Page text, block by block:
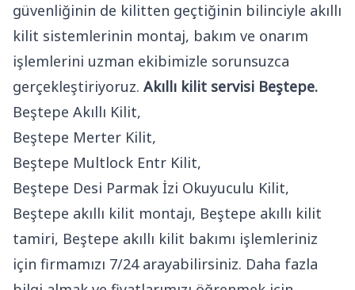
güvenliğinin de kilitten geçtiğinin bilinciyle akıllı
kilit sistemlerinin montaj, bakım ve onarım
işlemlerini uzman ekibimizle sorunsuzca
gerçekleştiriyoruz. Akıllı kilit servisi Beştepe.
Beştepe Akıllı Kilit,
Beştepe Merter Kilit,
Beştepe Multlock Entr Kilit,
Beştepe Desi Parmak İzi Okuyuculu Kilit,
Beştepe akıllı kilit montajı, Beştepe akıllı kilit
tamiri, Beştepe akıllı kilit bakımı işlemleriniz
için firmamızı 7/24 arayabilirsiniz. Daha fazla